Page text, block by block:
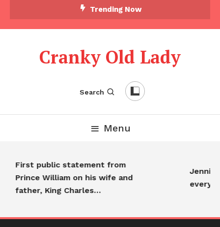
Trending Now
Cranky Old Lady
Search
Menu
First public statement from
Prince William on his wife and
father, King Charles…